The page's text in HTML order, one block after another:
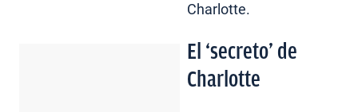
Charlotte.
El ‘secreto’ de
Charlotte